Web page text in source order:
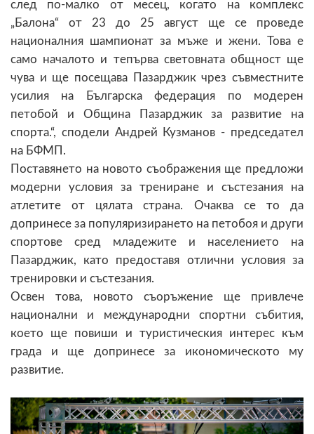
след по-малко от месец, когато на комплекс
„Балона“ от 23 до 25 август ще се проведе
националния шампионат за мъже и жени. Това е
само началото и тепърва световната общност ще
чува и ще посещава Пазарджик чрез съвместните
усилия на Българска федерация по модерен
петобой и Община Пазарджик за развитие на
спорта.“, сподели Андрей Кузманов - председател
на БФМП.
Поставянето на новото съображения ще предложи
модерни условия за трениране и състезания на
атлетите от цялата страна. Очаква се то да
допринесе за популяризирането на петобоя и други
спортове сред младежите и населението на
Пазарджик, като предоставя отлични условия за
тренировки и състезания.
Освен това, новото съоръжение ще привлече
национални и международни спортни събития,
което ще повиши и туристическия интерес към
града и ще допринесе за икономическото му
развитие.